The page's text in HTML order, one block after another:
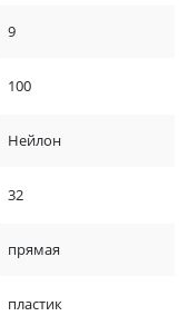
9
100
Нейлон
32
прямая
пластик